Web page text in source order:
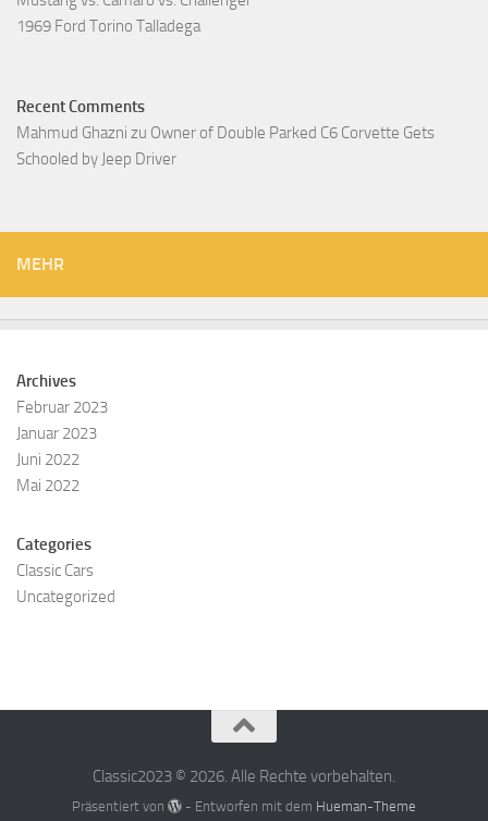
1969 Ford Torino Talladega
Recent Comments
Mahmud Ghazni zu Owner of Double Parked C6 Corvette Gets
Schooled by Jeep Driver
MEHR
Archives
Februar 2023
Januar 2023
Juni 2022
Mai 2022
Categories
Classic Cars
Uncategorized
Classic2023 © 2026. Alle Rechte vorbehalten.
Präsentiert von - Entworfen mit dem Hueman-Theme